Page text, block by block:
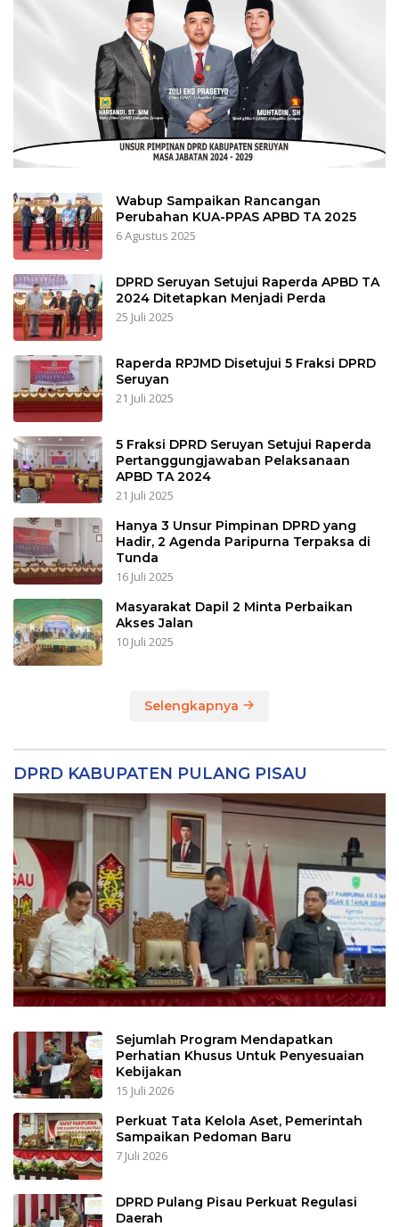
Wabup Sampaikan Rancangan
Perubahan KUA-PPAS APBD TA 2025
6 Agustus 2025
DPRD Seruyan Setujui Raperda APBD TA
2024 Ditetapkan Menjadi Perda
25 Juli 2025
Raperda RPJMD Disetujui 5 Fraksi DPRD
Seruyan
21 Juli 2025
5 Fraksi DPRD Seruyan Setujui Raperda
Pertanggungjawaban Pelaksanaan
APBD TA 2024
21 Juli 2025
Hanya 3 Unsur Pimpinan DPRD yang
Hadir, 2 Agenda Paripurna Terpaksa di
Tunda
16 Juli 2025
Masyarakat Dapil 2 Minta Perbaikan
Akses Jalan
10 Juli 2025
Selengkapnya
DPRD KABUPATEN PULANG PISAU
Sejumlah Program Mendapatkan
Perhatian Khusus Untuk Penyesuaian
Kebijakan
15 Juli 2026
Perkuat Tata Kelola Aset, Pemerintah
Sampaikan Pedoman Baru
7 Juli 2026
DPRD Pulang Pisau Perkuat Regulasi
Daerah